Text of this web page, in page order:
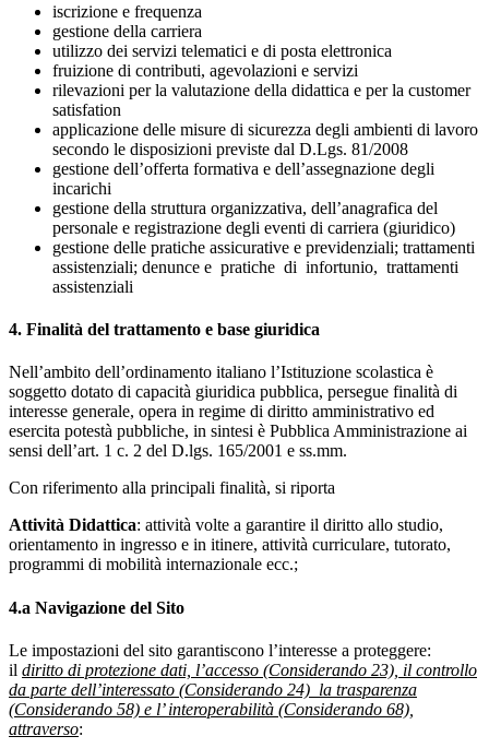
iscrizione e frequenza
gestione della carriera
utilizzo dei servizi telematici e di posta elettronica
fruizione di contributi, agevolazioni e servizi
rilevazioni per la valutazione della didattica e per la customer
satisfation
applicazione delle misure di sicurezza degli ambienti di lavoro
secondo le disposizioni previste dal D.Lgs. 81/2008
gestione dell’offerta formativa e dell’assegnazione degli
incarichi
gestione della struttura organizzativa, dell’anagrafica del
personale e registrazione degli eventi di carriera (giuridico)
gestione delle pratiche assicurative e previdenziali; trattamenti
assistenziali; denunce e pratiche di infortunio, trattamenti
assistenziali
4. Finalità del trattamento e base giuridica
Nell’ambito dell’ordinamento italiano l’Istituzione scolastica è
soggetto dotato di capacità giuridica pubblica, persegue finalità di
interesse generale, opera in regime di diritto amministrativo ed
esercita potestà pubbliche, in sintesi è Pubblica Amministrazione ai
sensi dell’art. 1 c. 2 del D.lgs. 165/2001 e ss.mm.
Con riferimento alla principali finalità, si riporta
Attività Didattica: attività volte a garantire il diritto allo studio,
orientamento in ingresso e in itinere, attività curriculare, tutorato,
programmi di mobilità internazionale ecc.;
4.a Navigazione del Sito
Le impostazioni del sito garantiscono l’interesse a proteggere:
il diritto di protezione dati, l’accesso (Considerando 23), il controllo
da parte dell’interessato (Considerando 24) la trasparenza
(Considerando 58) e l’ interoperabilità (Considerando 68),
attraverso: